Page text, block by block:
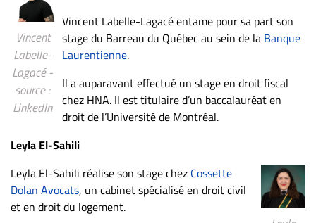
Publier
un
emploi
Publicité
Solutions de
recrutements
TROUVEZ-
NOUS
Nous
joindre
Vincent
Labelle-
Lagacé -
source :
LinkedIn
Vincent Labelle-Lagacé entame pour sa part son
stage du Barreau du Québec au sein de la Banque
Laurentienne.
Il a auparavant effectué un stage en droit fiscal
chez HNA. Il est titulaire d’un baccalauréat en
droit de l’Université de Montréal.
Leyla El-Sahili
Leyla El-Sahili réalise son stage chez Cossette
Dolan Avocats, un cabinet spécialisé en droit civil
et en droit du logement.